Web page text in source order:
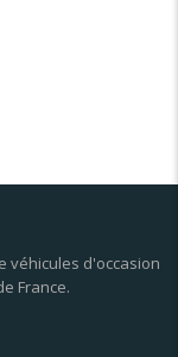
véhicules d'occasion
France.